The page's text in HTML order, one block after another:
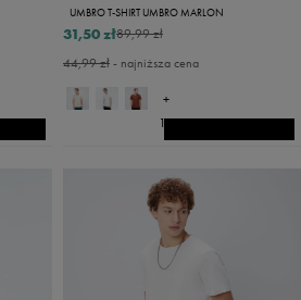
UMBRO T-SHIRT UMBRO MARLON
89,99 zł
31,50 zł
44,99 zł- najniższa cena
+
14